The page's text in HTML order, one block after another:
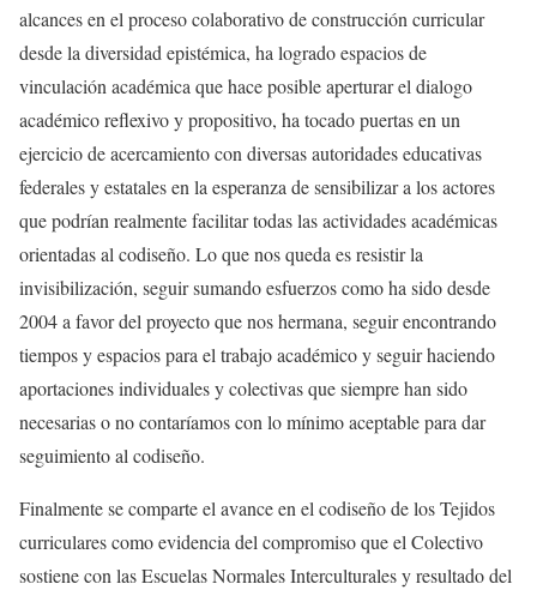
alcances en el proceso colaborativo de construcción curricular
desde la diversidad epistémica, ha logrado espacios de
vinculación académica que hace posible aperturar el dialogo
académico reflexivo y propositivo, ha tocado puertas en un
ejercicio de acercamiento con diversas autoridades educativas
federales y estatales en la esperanza de sensibilizar a los actores
que podrían realmente facilitar todas las actividades académicas
orientadas al codiseño. Lo que nos queda es resistir la
invisibilización, seguir sumando esfuerzos como ha sido desde
2004 a favor del proyecto que nos hermana, seguir encontrando
tiempos y espacios para el trabajo académico y seguir haciendo
aportaciones individuales y colectivas que siempre han sido
necesarias o no contaríamos con lo mínimo aceptable para dar
seguimiento al codiseño.
Finalmente se comparte el avance en el codiseño de los Tejidos
curriculares como evidencia del compromiso que el Colectivo
sostiene con las Escuelas Normales Interculturales y resultado del